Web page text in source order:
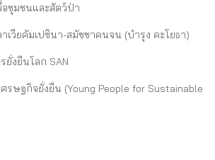
อชุมชนและสัตว์ป่า
าเวียคัมเปซินา-สมัชชาคนจน (บำรุง คะโยธา)
ยั่งยืนโลก SAN
ศรษฐกิจยั่งยืน (Young People for Sustainable